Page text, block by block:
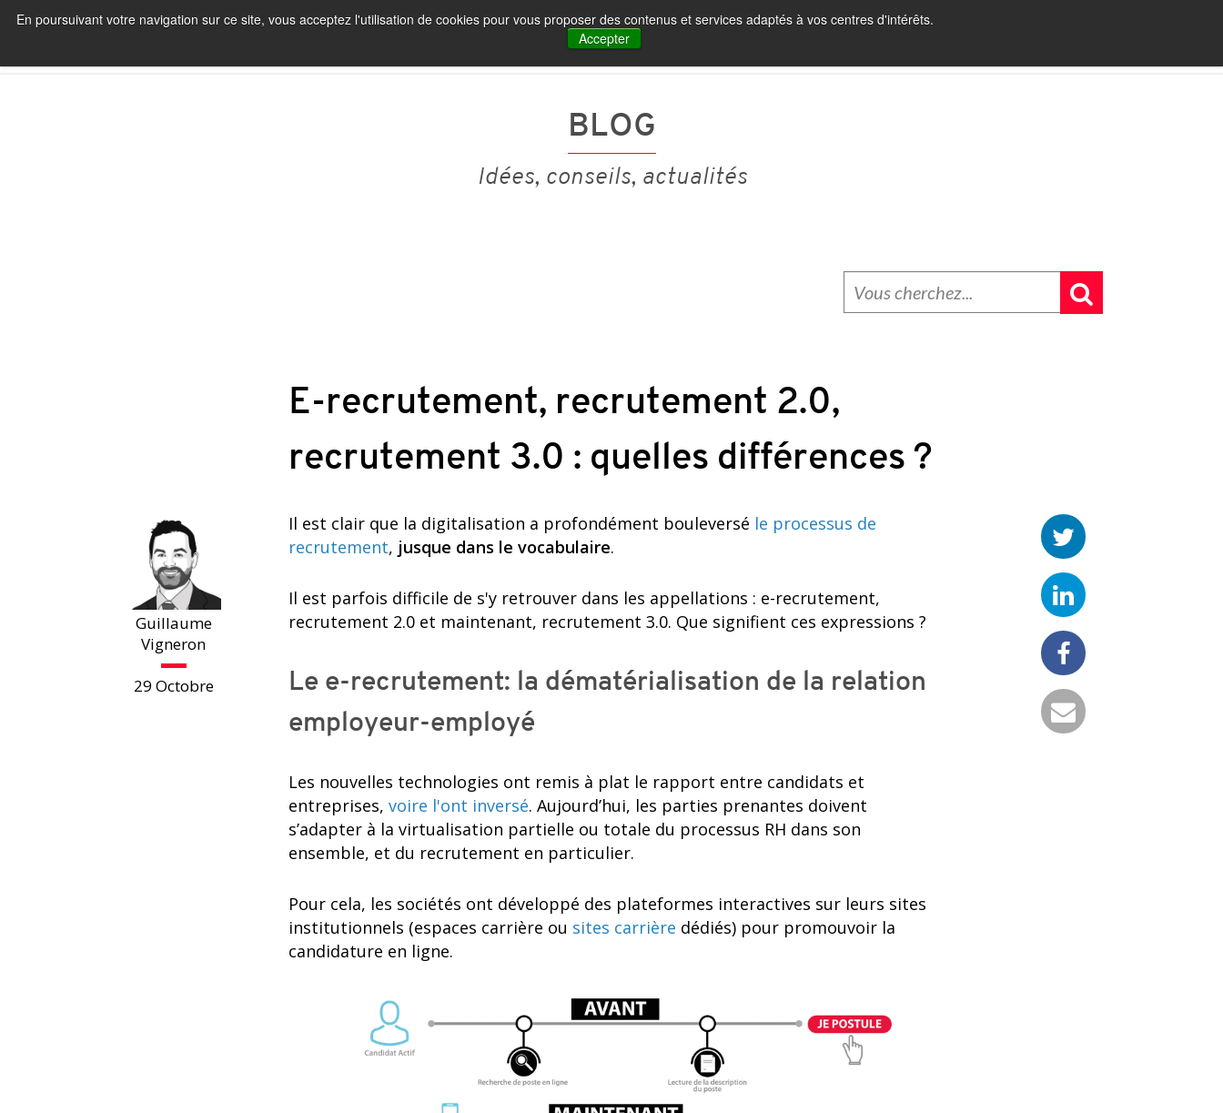
En poursuivant votre navigation sur ce site, vous acceptez l'utilisation de cookies pour vous proposer des contenus et services adaptés à vos centres d'intérêts.
Accepter
IA ET MARQUE EMPLOYEUR
BLOG
Idées, conseils, actualités
Guillaume
Vigneron
29 Octobre
E-recrutement, recrutement 2.0,
recrutement 3.0 : quelles différences ?
Il est clair que la digitalisation a profondément bouleversé le processus de
recrutement, jusque dans le vocabulaire.
Il est parfois difficile de s'y retrouver dans les appellations : e-recrutement,
recrutement 2.0 et maintenant, recrutement 3.0. Que signifient ces expressions ?
Le e-recrutement: la dématérialisation de la relation
employeur-employé
Les nouvelles technologies ont remis à plat le rapport entre candidats et
entreprises, voire l'ont inversé. Aujourd’hui, les parties prenantes doivent
s’adapter à la virtualisation partielle ou totale du processus RH dans son
ensemble, et du recrutement en particulier.
Pour cela, les sociétés ont développé des plateformes interactives sur leurs sites
institutionnels (espaces carrière ou sites carrière dédiés) pour promouvoir la
candidature en ligne.